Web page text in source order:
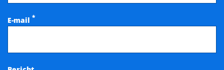
E-mail *